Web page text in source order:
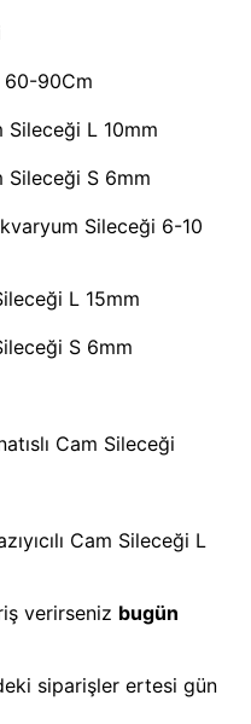
60-90Cm
Sileceği L 10mm
Sileceği S 6mm
Sileceği 6-10
L 15mm
S 6mm
Cam Sileceği
Cam Sileceği L
verirseniz bugün
siparişler ertesi gün